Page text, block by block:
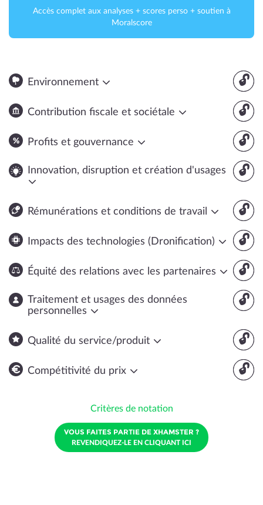
Accès complet aux analyses + scores perso + soutien à
Moralscore
🔓
Environnement
🔓
Contribution fiscale et sociétale
🔓
Profits et gouvernance
🔓
Innovation, disruption et création d'usages
🔓
Rémunérations et conditions de travail
🔓
Impacts des technologies (Dronification)
🔓
Équité des relations avec les partenaires
🔓
Traitement et usages des données
personnelles
🔓
Qualité du service/produit
🔓
Compétitivité du prix
Critères de notation
VOUS FAITES PARTIE DE XHAMSTER ?
REVENDIQUEZ-LE EN CLIQUANT ICI